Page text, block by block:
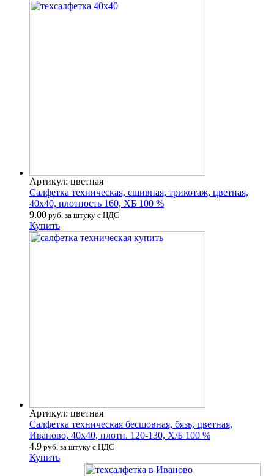
Артикул: цветная
Салфетка техническая, сшивная, трикотаж, цветная,
40х40, плотность 160, ХБ 100 %
9.00 руб. за штуку с НДС
Купить
Артикул: цветная
Салфетка техническая бесшовная, бязь, цветная,
Иваново, 40х40, плотн. 120-130, Х/Б 100 %
4.9 руб. за штуку с НДС
Купить